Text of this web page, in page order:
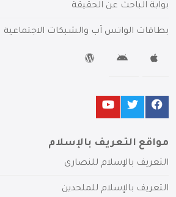
بوابة الباحث عن الحقيقة
بطاقات الواتس آب والشبكات الاجتماعية
مواقع التعريف بالإسلام
التعريف بالإسلام للنصارى
التعريف بالإسلام للملحدين